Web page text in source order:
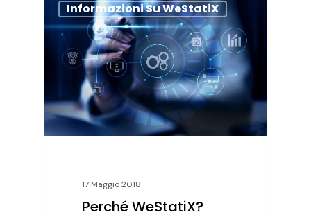
Informazioni Su WeStatiX
17 Maggio 2018
Perché WeStatiX?